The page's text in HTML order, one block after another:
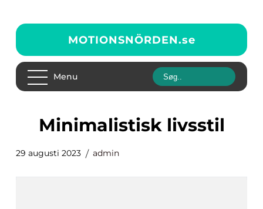
MOTIONSNÖRDEN.se
Menu
minimalistisk livsstil
29 augusti 2023 admin